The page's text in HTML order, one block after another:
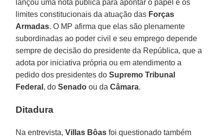
lançou uma nota pública para apontar o papel e os
limites constitucionais da atuação das Forças
Armadas. O MP afirma que elas são plenamente
subordinadas ao poder civil e seu emprego depende
sempre de decisão do presidente da República, que a
adota por iniciativa própria ou em atendimento a
pedido dos presidentes doSupremo Tribunal
Federal , doSenado ou daCâmara.
Ditadura
Na entrevista,Villas Bôas foi questionado também